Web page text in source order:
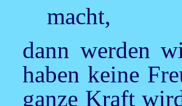
macht,
dann werden
haben keine
ganze Kraft